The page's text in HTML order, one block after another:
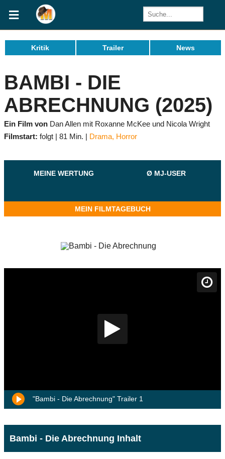
Kritik Trailer News
BAMBI - DIE
ABRECHNUNG (2025)
Ein Film von Dan Allen mit Roxanne McKee und Nicola Wright
Filmstart: folgt 81 Min. Drama, Horror
MEINE WERTUNG Ø MJ-USER
MEIN FILMTAGEBUCH
"Bambi - Die Abrechnung" Trailer 1
Bambi - Die Abrechnung Inhalt